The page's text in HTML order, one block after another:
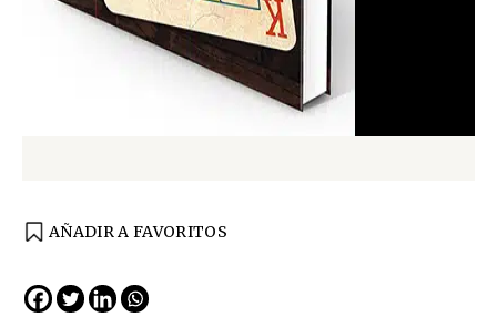
AÑADIR A FAVORITOS